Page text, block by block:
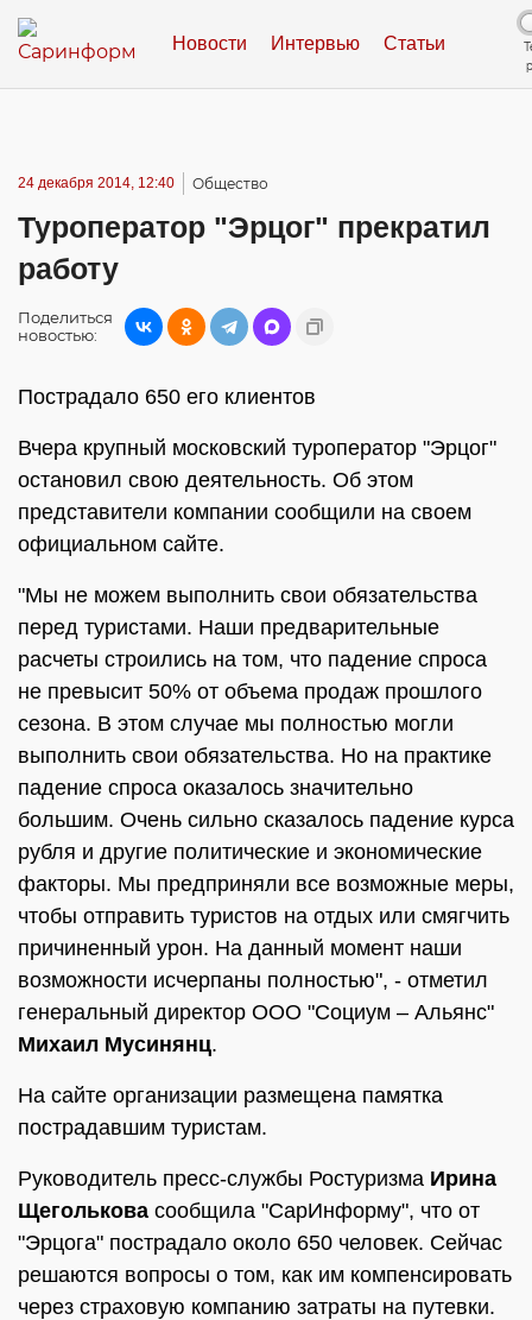
Новости Интервью Статьи
24 декабря 2014, 12:40 Общество
Туроператор "Эрцог" прекратил
работу
Поделиться
новостью:
Пострадало 650 его клиентов
Вчера крупный московский туроператор "Эрцог"
остановил свою деятельность. Об этом
представители компании сообщили на своем
официальном сайте.
"Мы не можем выполнить свои обязательства
перед туристами. Наши предварительные
расчеты строились на том, что падение спроса
не превысит 50% от объема продаж прошлого
сезона. В этом случае мы полностью могли
выполнить свои обязательства. Но на практике
падение спроса оказалось значительно
большим. Очень сильно сказалось падение курса
рубля и другие политические и экономические
факторы. Мы предприняли все возможные меры,
чтобы отправить туристов на отдых или смягчить
причиненный урон. На данный момент наши
возможности исчерпаны полностью", - отметил
генеральный директор ООО "Социум – Альянс"
Михаил Мусинянц.
На сайте организации размещена памятка
пострадавшим туристам.
Руководитель пресс-службы Ростуризма Ирина
Щеголькова сообщила "СарИнформу", что от
"Эрцога" пострадало около 650 человек. Сейчас
решаются вопросы о том, как им компенсировать
через страховую компанию затраты на путевки.